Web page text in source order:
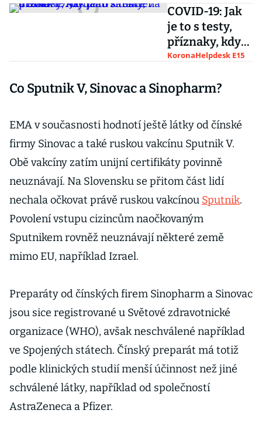
COVID-19: Jak
je to s testy,
příznaky, kdy
platí karanténa
Aktuální
Česku
KoronaHelpdesk E15
Co Sputnik V, Sinovac a Sinopharm?
EMA v současnosti hodnotí ještě látky od čínské
firmy Sinovac a také ruskou vakcínu Sputnik V.
Obě vakcíny zatím unijní certifikáty povinně
neuznávají. Na Slovensku se přitom část lidí
nechala očkovat právě ruskou vakcínou Sputnik.
Povolení vstupu cizincům naočkovaným
Sputnikem rovněž neuznávají některé země
mimo EU, například Izrael.
Preparáty od čínských firem Sinopharm a Sinovac
jsou sice registrované u Světové zdravotnické
organizace (WHO), avšak neschválené například
ve Spojených státech. Čínský preparát má totiž
podle klinických studií menší účinnost než jiné
schválené látky, například od společností
AstraZeneca a Pfizer.